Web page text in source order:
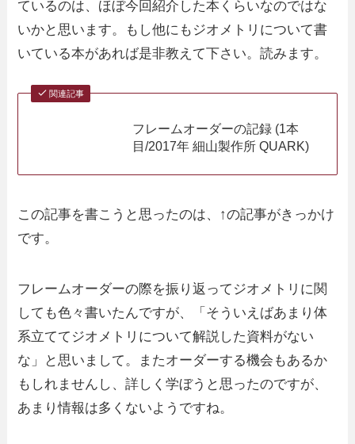
ているのは、ほぼ今回紹介した本くらいなのではな
いかと思います。もし他にもジオメトリについて書
いている本があれば是非教えて下さい。読みます。
関連記事
フレームオーダーの記録 (1本
目/2017年 細山製作所 QUARK)
この記事を書こうと思ったのは、↑の記事がきっかけ
です。
フレームオーダーの際を振り返ってジオメトリに関
しても色々書いたんですが、「そういえばあまり体
系立ててジオメトリについて解説した資料がない
な」と思いまして。またオーダーする機会もあるか
もしれませんし、詳しく学ぼうと思ったのですが、
あまり情報は多くないようですね。